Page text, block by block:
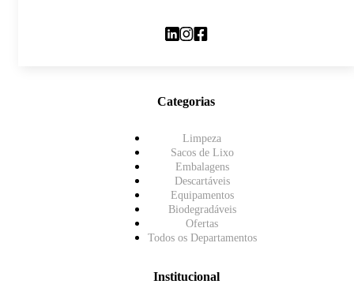
Categorias
Limpeza
Sacos de Lixo
Embalagens
Descartáveis
Equipamentos
Biodegradáveis
Ofertas
Todos os Departamentos
Institucional